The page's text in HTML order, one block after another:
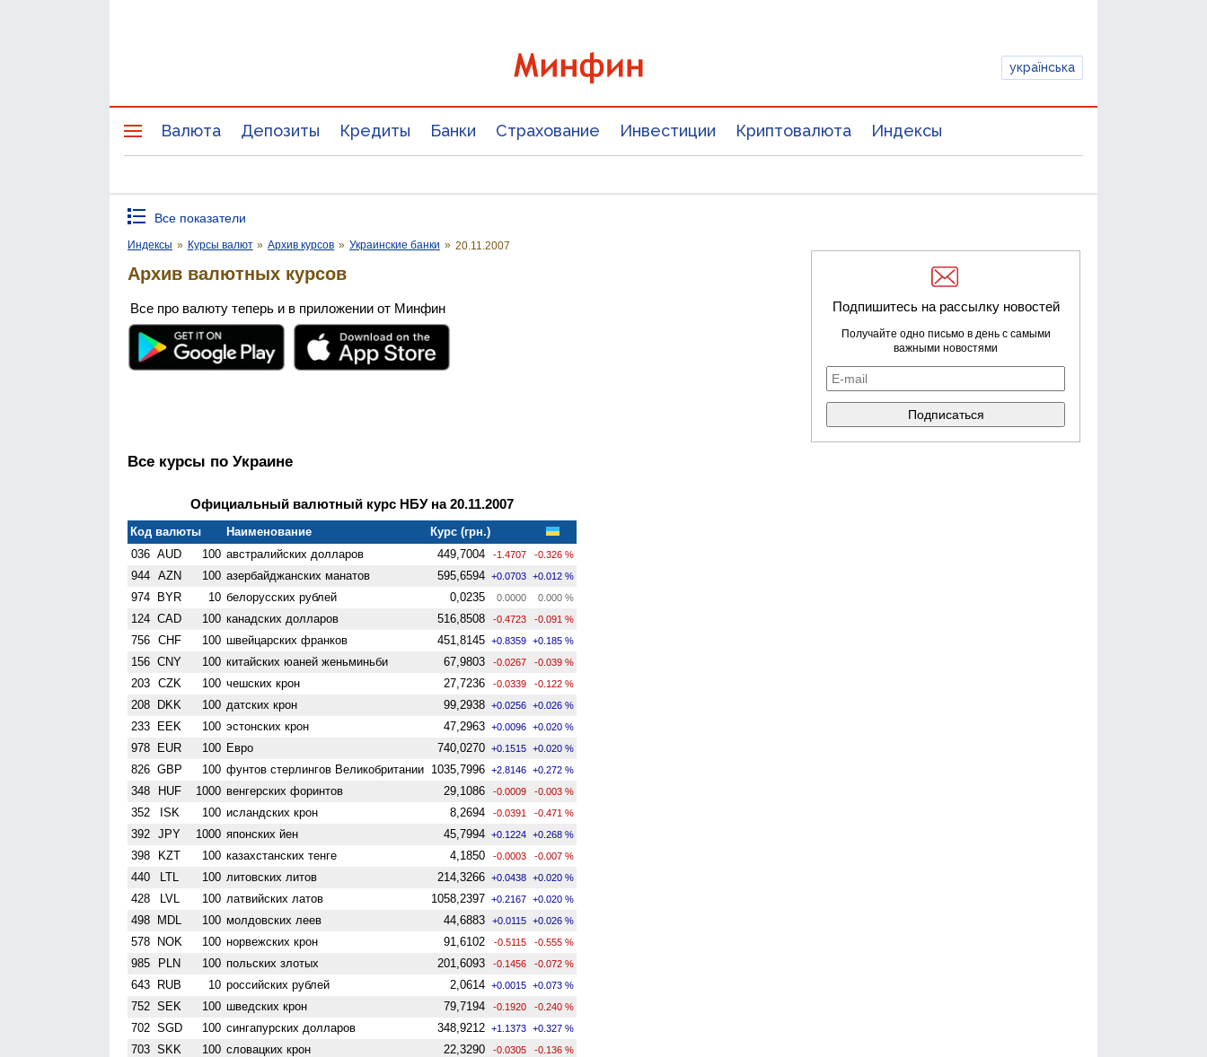
українська
Валюта Депозиты Кредиты Банки Страхование Инвестиции Криптовалюта Индексы
Все показатели
Индексы » Курсы валют » Архив курсов » Украинские банки » 20.11.2007
Архив валютных курсов
Все про валюту теперь и в приложении от Минфин
Все курсы по Украине
Официальный валютный курс НБУ на 20.11.2007
Код валюты Наименование
Курс (грн.)
036 AUD 100 австралийских долларов 449,7004 -1.4707 -0.326 %
944 AZN 100 азербайджанских манатов 595,6594 +0.0703 +0.012 %
974 BYR 10 белорусских рублей 0,0235 0.0000 0.000 %
124 CAD 100 канадских долларов 516,8508 -0.4723 -0.091 %
756 CHF 100 швейцарских франков 451,8145 +0.8359 +0.185 %
156 CNY 100 китайских юаней женьминьби 67,9803 -0.0267 -0.039 %
203 CZK 100 чешских крон 27,7236 -0.0339 -0.122 %
208 DKK 100 датских крон 99,2938 +0.0256 +0.026 %
233 EEK 100 эстонских крон 47,2963 +0.0096 +0.020 %
978 EUR 100 Евро 740,0270 +0.1515 +0.020 %
826 GBP 100 фунтов стерлингов Велико­британии 1035,7996 +2.8146 +0.272 %
348 HUF 1000 венгерских форинтов 29,1086 -0.0009 -0.003 %
352 ISK 100 исландских крон 8,2694 -0.0391 -0.471 %
392 JPY 1000 японских йен 45,7994 +0.1224 +0.268 %
398 KZT 100 казахстанских тенге 4,1850 -0.0003 -0.007 %
440 LTL 100 литовских литов 214,3266 +0.0438 +0.020 %
428 LVL 100 латвийских латов 1058,2397 +0.2167 +0.020 %
498 MDL 100 молдовских леев 44,6883 +0.0115 +0.026 %
578 NOK 100 норвежских крон 91,6102 -0.5115 -0.555 %
985 PLN 100 польских злотых 201,6093 -0.1456 -0.072 %
643 RUB 10 российских рублей 2,0614 +0.0015 +0.073 %
752 SEK 100 шведских крон 79,7194 -0.1920 -0.240 %
702 SGD 100 сингапурских долларов 348,9212 +1.1373 +0.327 %
703 SKK 100 словацких крон 22,3290 -0.0305 -0.136 %
Подпишитесь на рассылку новостей
Получайте одно письмо в день с самыми
важными новостями